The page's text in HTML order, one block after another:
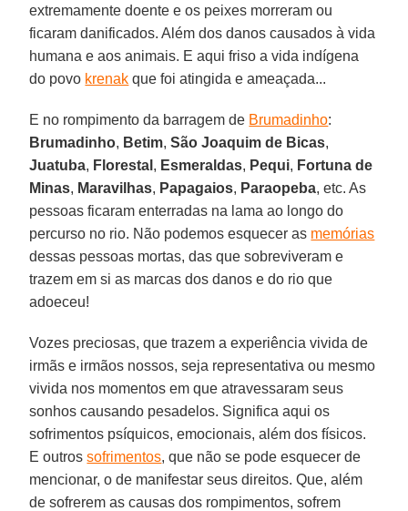
extremamente doente e os peixes morreram ou
ficaram danificados. Além dos danos causados à vida
humana e aos animais. E aqui friso a vida indígena
do povo krenak que foi atingida e ameaçada...
E no rompimento da barragem de Brumadinho:
Brumadinho, Betim,São Joaquim de Bicas,
Juatuba, Florestal , Esmeraldas, Pequi, Fortuna de
Minas, Maravilhas, Papagaios, Paraopeba, etc. As
pessoas ficaram enterradas na lama ao longo do
percurso no rio. Não podemos esquecer as memórias
dessas pessoas mortas, das que sobreviveram e
trazem em si as marcas dos danos e do rio que
adoeceu!
Vozes preciosas, que trazem a experiência vivida de
irmãs e irmãos nossos, seja representativa ou mesmo
vivida nos momentos em que atravessaram seus
sonhos causando pesadelos. Significa aqui os
sofrimentos psíquicos, emocionais, além dos físicos.
E outrossofrimentos, que não se pode esquecer de
mencionar, o de manifestar seus direitos. Que, além
de sofrerem as causas dos rompimentos, sofrem